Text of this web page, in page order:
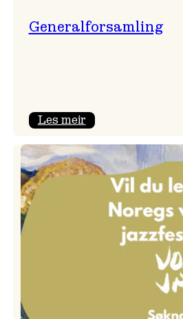
Generalforsamling
Les meir: